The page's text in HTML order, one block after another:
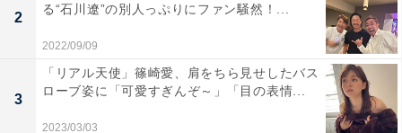
2
る“石川遼”の別人っぷりにファン騒然！...
2022/09/09
3
「リアル天使」篠崎愛、肩をちら見せしたバス
ローブ姿に「可愛すぎんぞ～」「目の表情...
2023/03/03